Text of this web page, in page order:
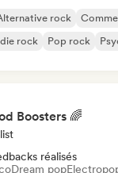
rock
rock Pop rock
Boosters 🌈
réalisés
Dream pop